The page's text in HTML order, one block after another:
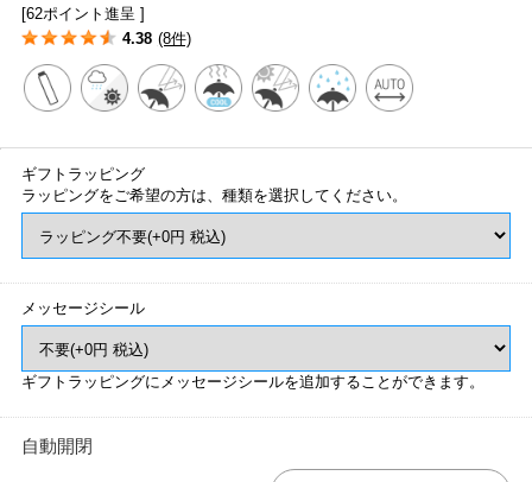
[62ポイント進呈 ]
4.38 (8件)
ギフトラッピング
ラッピングをご希望の方は、種類を選択してください。
メッセージシール
ギフトラッピングにメッセージシールを追加することができます。
自動開閉